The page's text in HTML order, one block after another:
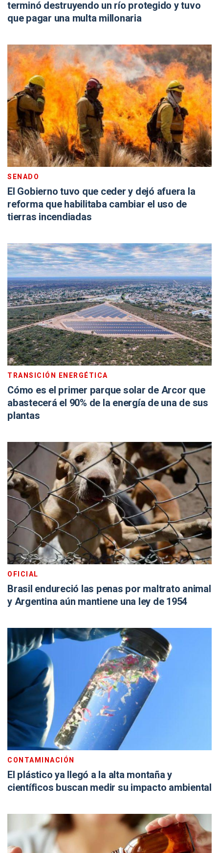
terminó destruyendo un río protegido y tuvo
que pagar una multa millonaria
SENADO
El Gobierno tuvo que ceder y dejó afuera la
reforma que habilitaba cambiar el uso de
tierras incendiadas
TRANSICIÓN ENERGÉTICA
Cómo es el primer parque solar de Arcor que
abastecerá el 90% de la energía de una de sus
plantas
OFICIAL
Brasil endureció las penas por maltrato animal
y Argentina aún mantiene una ley de 1954
CONTAMINACIÓN
El plástico ya llegó a la alta montaña y
científicos buscan medir su impacto ambiental